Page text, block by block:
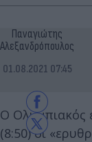
Παναγιώτης
Αλεξανδρόπουλος
01.08.2021 07:45
Ο Ολυμπιακός
(8:50) οι